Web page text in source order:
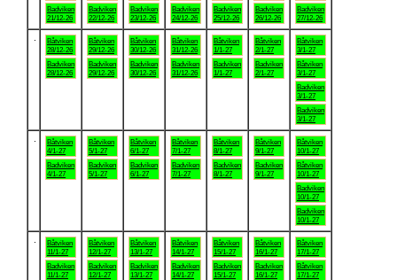
Badviken
21/12-26
Badviken
22/12-26
Badviken
23/12-26
Badviken
24/12-26
Badviken
25/12-26
Badviken
26/12-26
Badviken
27/12-26
Båtviken
28/12-26
Badviken
28/12-26
Båtviken
29/12-26
Badviken
29/12-26
Båtviken
30/12-26
Badviken
30/12-26
Båtviken
31/12-26
Badviken
31/12-26
Båtviken
1/1-27
Badviken
1/1-27
Båtviken
2/1-27
Badviken
2/1-27
Båtviken
3/1-27
Båtviken
3/1-27
Badviken
3/1-27
Badviken
3/1-27
Båtviken
4/1-27
Badviken
4/1-27
Båtviken
5/1-27
Badviken
5/1-27
Båtviken
6/1-27
Badviken
6/1-27
Båtviken
7/1-27
Badviken
7/1-27
Båtviken
8/1-27
Badviken
8/1-27
Båtviken
9/1-27
Badviken
9/1-27
Båtviken
10/1-27
Båtviken
10/1-27
Badviken
10/1-27
Badviken
10/1-27
Båtviken
11/1-27
Badviken
11/1-27
Båtviken
12/1-27
Badviken
12/1-27
Båtviken
13/1-27
Badviken
13/1-27
Båtviken
14/1-27
Badviken
14/1-27
Båtviken
15/1-27
Badviken
15/1-27
Båtviken
16/1-27
Badviken
16/1-27
Båtviken
17/1-27
Båtviken
17/1-27